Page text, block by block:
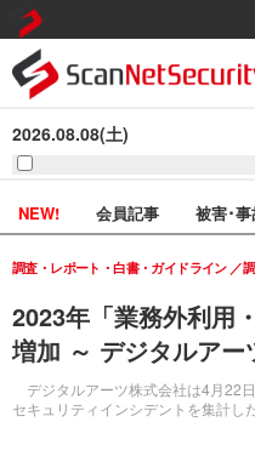
2026.08.08(土)
NEW! 会員記事 被害･事
2023年「業務外利用
増加 ～ デジタルアー
デジタルアーツ株式会社は4月22
セキュリティインシデントを集計し
調査・レポート・白書・ガイドライン